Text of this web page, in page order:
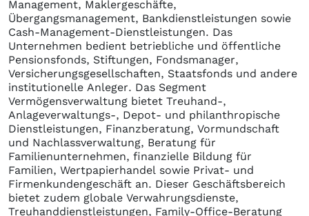
Management, Maklergeschäfte,
Übergangsmanagement, Bankdienstleistungen sowie
Cash-Management-Dienstleistungen. Das
Unternehmen bedient betriebliche und öffentliche
Pensionsfonds, Stiftungen, Fondsmanager,
Versicherungsgesellschaften, Staatsfonds und andere
institutionelle Anleger. Das Segment
Vermögensverwaltung bietet Treuhand-,
Anlageverwaltungs-, Depot- und philanthropische
Dienstleistungen, Finanzberatung, Vormundschaft
und Nachlassverwaltung, Beratung für
Familienunternehmen, finanzielle Bildung für
Familien, Wertpapierhandel sowie Privat- und
Firmenkundengeschäft an. Dieser Geschäftsbereich
bietet zudem globale Verwahrungsdienste,
Treuhanddienstleistungen, Family-Office-Beratung